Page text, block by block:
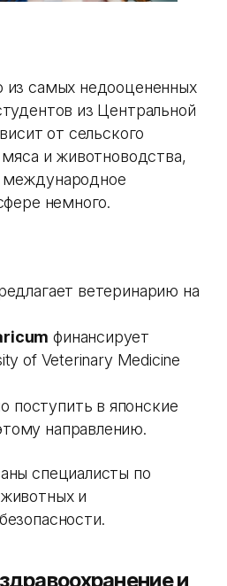
самых недооцененных
из Центральной
от сельского
мяса и животноводства,
немного.
ветеринарию на
финансирует
of Veterinary Medicine
поступить в японские
направлению.
специалисты по
и
и